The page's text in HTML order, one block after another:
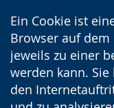
Ein Cookie ist
Browser auf dem
jeweils zu einer
werden kann.
den